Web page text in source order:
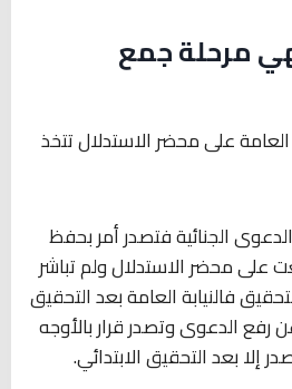
مرحلة جمع
على محضر الاستدلال تتخذ
الجنائية فتصدر أمر بحفظ
محضر الاستدلال ولم تباشر
فالنيابة العامة بعد التحقيق
رفع الدعوى وتصدر قرار بالأوجه
إلا بعد التحقيق الابتدائي.